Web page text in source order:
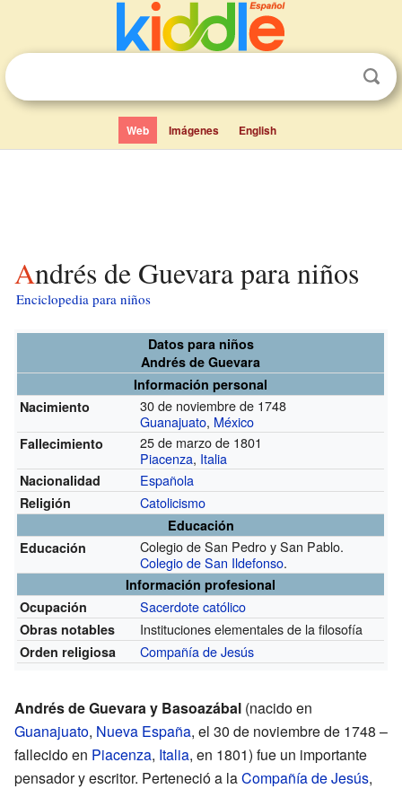
Web Imágenes English
Andrés de Guevara para niños
Enciclopedia para niños
Datos para niños
Andrés de Guevara
Información personal
Nacimiento
30 de noviembre de 1748
Guanajuato, México
Fallecimiento
25 de marzo de 1801
Piacenza, Italia
Nacionalidad Española
Religión Catolicismo
Educación
Educación
Colegio de San Pedro y San Pablo.
Colegio de San Ildefonso.
Información profesional
Ocupación
Sacerdote católico
Obras notables Instituciones elementales de la filosofía
Orden religiosa Compañía de Jesús
Andrés de Guevara y Basoazábal (nacido en
Guanajuato, Nueva España, el 30 de noviembre de 1748 –
fallecido en Piacenza, Italia, en 1801) fue un importante
pensador y escritor. Perteneció a laCompañía de Jesús,